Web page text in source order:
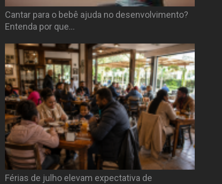
Cantar para o bebê ajuda no desenvolvimento?
Entenda por que…
Férias de julho elevam expectativa de